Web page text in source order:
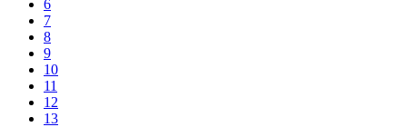
6
7
8
9
10
11
12
13